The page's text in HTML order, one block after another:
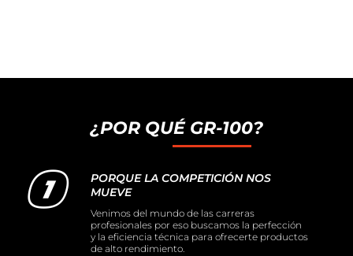
¿POR QUÉ GR-100?
PORQUE LA COMPETICIÓN NOS
MUEVE
Venimos del mundo de las carreras
profesionales por eso buscamos la perfección
y la eficiencia técnica para ofrecerte productos
de alto rendimiento.